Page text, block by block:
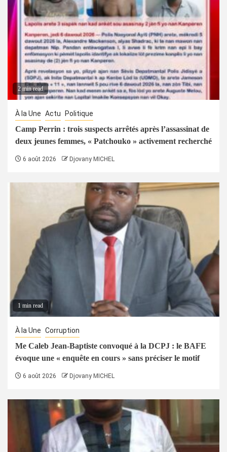
2 min read
À la Une Actu Politique
Camp Perrin : trois suspects arrêtés après l’assassinat de
deux jeunes femmes, « Patchouko » activement recherché
6 août 2026 Djovany MICHEL
1 min read
À la Une Corruption
Me Caleb Jean-Baptiste convoqué à la DCPJ : le BAFE
évoque une « enquête en cours » sans préciser le motif
6 août 2026 Djovany MICHEL